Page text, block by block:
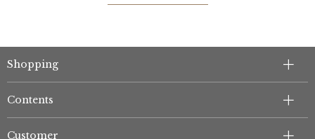
Shopping
Contents
Customer